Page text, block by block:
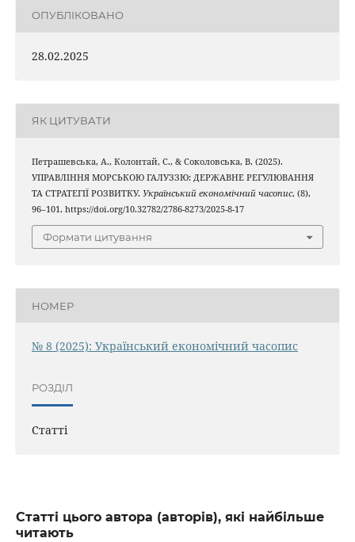
ОПУБЛІКОВАНО
28.02.2025
ЯК ЦИТУВАТИ
Петрашевська, А., Колонтай, С., & Соколовська, В. (2025).
УПРАВЛІННЯ МОРСЬКОЮ ГАЛУЗЗЮ: ДЕРЖАВНЕ РЕГУЛЮВАННЯ
ТА СТРАТЕГІЇ РОЗВИТКУ. Український економічний часопис, (8),
96–101. https://doi.org/10.32782/2786-8273/2025-8-17
Формати цитування
НОМЕР
№ 8 (2025): Український економічний часопис
РОЗДІЛ
Статті
Статті цього автора (авторів), які найбільше
читають